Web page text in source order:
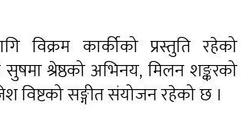
विक्रम कार्कीको प्रस्तुति रहेको
श्रेष्ठको अभिनय, मिलन शङ्करको
विष्टको सङ्गीत संयोजन रहेको छ ।